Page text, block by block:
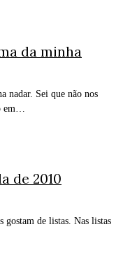
da minha
nadar. Sei que não nos
em…
de 2010
de listas. Nas listas